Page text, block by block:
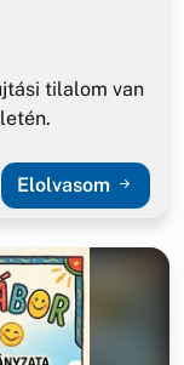
tilalom van
Elolvasom